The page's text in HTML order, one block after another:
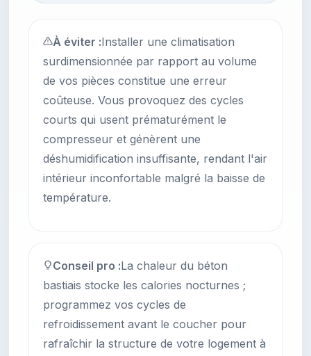
À éviter :Installer une climatisation
surdimensionnée par rapport au volume
de vos pièces constitue une erreur
coûteuse. Vous provoquez des cycles
courts qui usent prématurément le
compresseur et génèrent une
déshumidification insuffisante, rendant l'air
intérieur inconfortable malgré la baisse de
température.
Conseil pro :La chaleur du béton
bastiais stocke les calories nocturnes ;
programmez vos cycles de
refroidissement avant le coucher pour
rafraîchir la structure de votre logement à